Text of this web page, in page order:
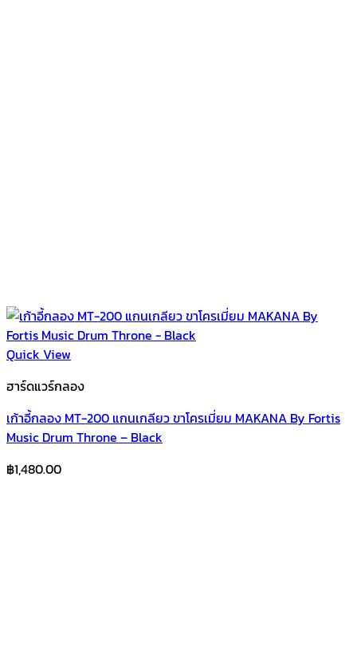
Quick View
ฮาร์ดแวร์กลอง
เก้าอี้กลอง MT-200 แกนเกลียว ขาโครเมี่ยม MAKANA By Fortis
Music Drum Throne – Black
฿1,480.00